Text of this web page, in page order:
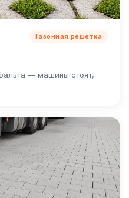
Газонная решётка
— машины стоят,